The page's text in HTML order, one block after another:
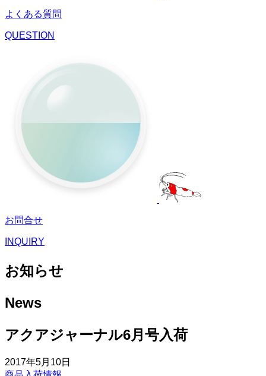
よくある質問
QUESTION
お問合せ
INQUIRY
お知らせ
News
アクアジャーナル6月号入荷
2017年5月10日